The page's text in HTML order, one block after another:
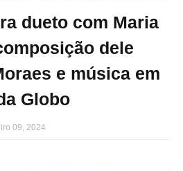
dueto com Maria
dele
e música em
Globo
09, 2024